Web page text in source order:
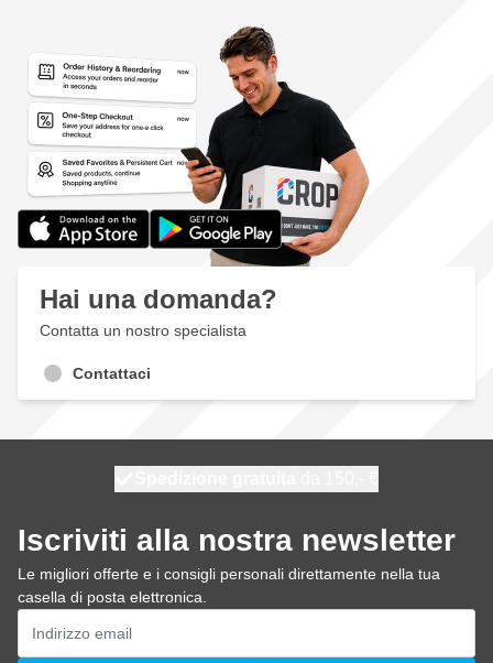
Hai una domanda?
Contatta un nostro specialista
Contattaci
Iscriviti alla nostra newsletter
Le migliori offerte e i consigli personali direttamente nella tua
casella di posta elettronica.